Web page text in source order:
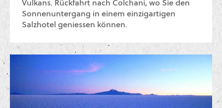
Vulkans. Rückfahrt nach Colchani, wo Sie den
Sonnenuntergang in einem einzigartigen
Salzhotel geniessen können.